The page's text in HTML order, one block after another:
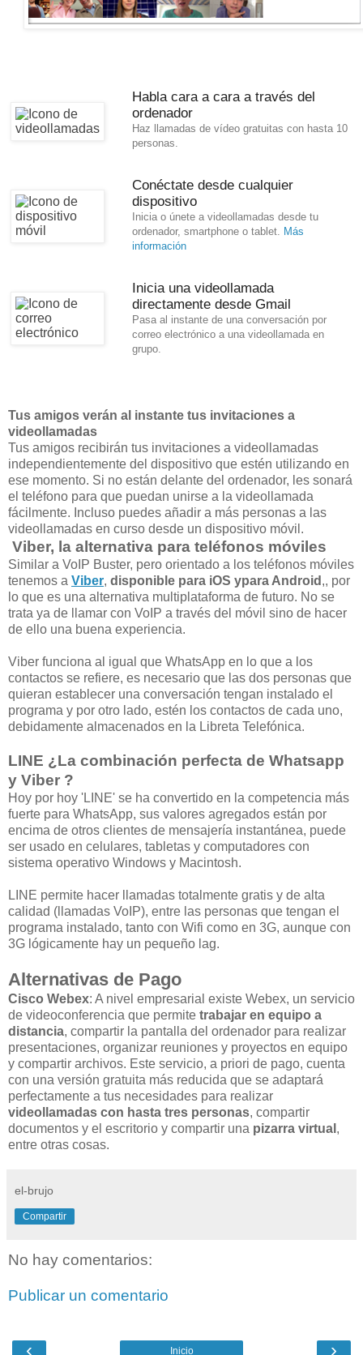
Habla cara a cara a través del
ordenador
Haz llamadas de vídeo gratuitas con hasta 10
personas.
Conéctate desde cualquier
dispositivo
Inicia o únete a videollamadas desde tu
ordenador, smartphone o tablet. Más
información
Inicia una videollamada
directamente desde Gmail
Pasa al instante de una conversación por
correo electrónico a una videollamada en
grupo.
Tus amigos verán al instante tus invitaciones a
videollamadas
Tus amigos recibirán tus invitaciones a videollamadas
independientemente del dispositivo que estén utilizando en
ese momento. Si no están delante del ordenador, les sonará
el teléfono para que puedan unirse a la videollamada
fácilmente. Incluso puedes añadir a más personas a las
videollamadas en curso desde un dispositivo móvil.
Viber, la alternativa para teléfonos móviles
Similar a VoIP Buster, pero orientado a los teléfonos móviles
tenemos a Viber, disponible para iOS ypara Android ,, por
lo que es una alternativa multiplataforma de futuro. No se
trata ya de llamar con VoIP a través del móvil sino de hacer
de ello una buena experiencia.
Viber funciona al igual que WhatsApp en lo que a los
contactos se refiere, es necesario que las dos personas que
quieran establecer una conversación tengan instalado el
programa y por otro lado, estén los contactos de cada uno,
debidamente almacenados en la Libreta Telefónica.
LINE ¿La combinación perfecta de Whatsapp
y Viber ?
Hoy por hoy 'LINE' se ha convertido en la competencia más
fuerte para WhatsApp, sus valores agregados están por
encima de otros clientes de mensajería instantánea, puede
ser usado en celulares, tabletas y computadores con
sistema operativo Windows y Macintosh.
LINE permite hacer llamadas totalmente gratis y de alta
calidad (llamadas VoIP), entre las personas que tengan el
programa instalado, tanto con Wifi como en 3G, aunque con
3G lógicamente hay un pequeño lag.
Alternativas de Pago
Cisco Webex: A nivel empresarial existe Webex, un servicio
de videoconferencia que permite trabajar en equipo a
distancia, compartir la pantalla del ordenador para realizar
presentaciones, organizar reuniones y proyectos en equipo
y compartir archivos. Este servicio, a priori de pago, cuenta
con una versión gratuita más reducida que se adaptará
perfectamente a tus necesidades para realizar
videollamadas con hasta tres personas, compartir
documentos y el escritorio y compartir una pizarra virtual ,
entre otras cosas.
el-brujo
Compartir
No hay comentarios:
Publicar un comentario
‹ ›
Inicio